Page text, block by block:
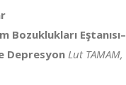
Bozuklukları
Depresyon Lut TAMAM,